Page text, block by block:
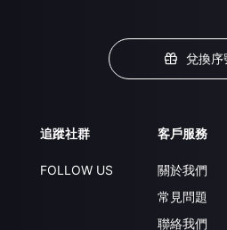
兌換序
追蹤社群
FOLLOW US
客戶服務
關於我們
常見問題
聯絡我們